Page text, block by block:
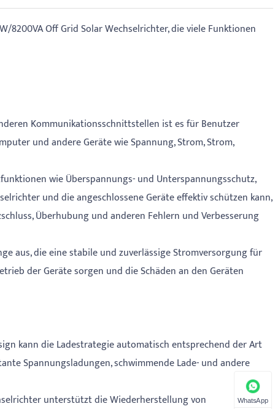
8200VA Off Grid Solar Wechselrichter, die viele Funktionen
Kommunikationsschnittstellen ist es für Benutzer
und andere Geräte wie Spannung, Strom, Strom,
wie Überspannungs- und Unterspannungsschutz,
und die angeschlossene Geräte effektiv schützen kann,
Überhubung und anderen Fehlern und Verbesserung
aus, die eine stabile und zuverlässige Stromversorgung für
der Geräte sorgen und die Schäden an den Geräten
kann die Ladestrategie automatisch entsprechend der Art
Spannungsladungen, schwimmende Lade- und andere
unterstützt die Wiederherstellung von
WhatsApp